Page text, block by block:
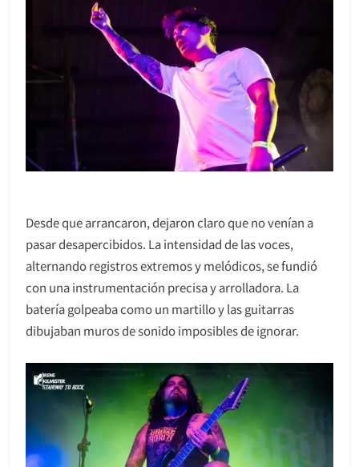
Desde que arrancaron, dejaron claro que no venían a
pasar desapercibidos. La intensidad de las voces,
alternando registros extremos y melódicos, se fundió
con una instrumentación precisa y arrolladora. La
batería golpeaba como un martillo y las guitarras
dibujaban muros de sonido imposibles de ignorar.